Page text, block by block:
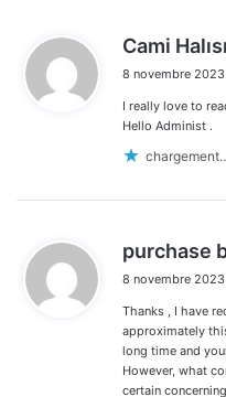
Cami
8 novembre 2023
I really love to
Hello Administ .
purchase
8 novembre
Thanks , I have
approximately
long time and
However, what
certain